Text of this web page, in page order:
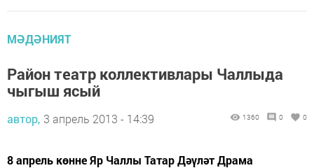
МӘДӘНИЯТ
Район театр коллективлары Чаллыда
чыгыш ясый
автор, 3 апрель 2013 - 14:39 1360 0 0
8 апрель көнне Яр Чаллы Татар Дәүләт Драма